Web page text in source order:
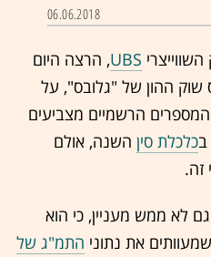
06.06.2018
UBS, הרצה היום
שוק ההון של "גלובס", על
המספרים הרשמיים מצביעים
כלכלת סין השנה, אולם
זה.
לא ממש מעניין, כי הוא
את נתוני התמ"ג של